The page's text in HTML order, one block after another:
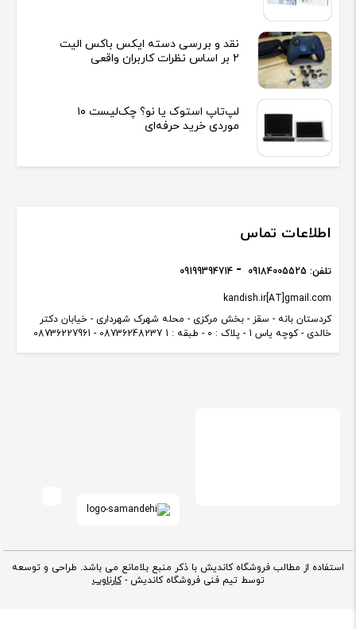
نقد و بررسی دسته ایکس باکس الیت
2 بر اساس نظرات کاربران واقعی
لپ‌تاپ استوک یا نو؟ چک‌لیست ۱۰
موردی خرید حرفه‌ای
اطلاعات تماس
کردستان بانه - سقز - بخش مرکزی - محله شهرک شهرداری - خیابان دکتر
خالدی - کوچه یاس 1 - پلاک : 0 - طبقه : 1 08736248237 - 08736227961
kandish.ir[AT]gmail.com
تلفن: 09184005525
09199394714
استفاده از مطالب فروشگاه کاندیش با ذکر منبع بلامانع می باشد. طراحی و توسعه
توسط تیم فنی فروشگاه کاندیش -کارناوب